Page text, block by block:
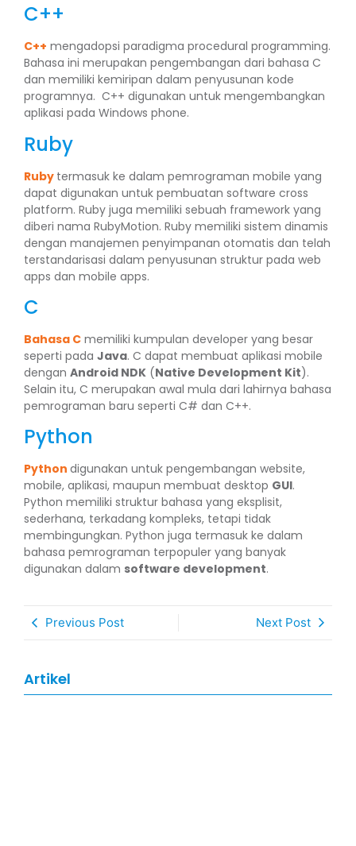
C++
C++ mengadopsi paradigma procedural programming.
Bahasa ini merupakan pengembangan dari bahasa C
dan memiliki kemiripan dalam penyusunan kode
programnya. C++ digunakan untuk mengembangkan
aplikasi pada Windows phone.
Ruby
Ruby termasuk ke dalam pemrograman mobile yang
dapat digunakan untuk pembuatan software cross
platform. Ruby juga memiliki sebuah framework yang
diberi nama RubyMotion. Ruby memiliki sistem dinamis
dengan manajemen penyimpanan otomatis dan telah
terstandarisasi dalam penyusunan struktur pada web
apps dan mobile apps.
C
Bahasa C memiliki kumpulan developer yang besar
seperti pada Java. C dapat membuat aplikasi mobile
dengan Android NDK (Native Development Kit).
Selain itu, C merupakan awal mula dari lahirnya bahasa
pemrograman baru seperti C# dan C++.
Python
Python digunakan untuk pengembangan website,
mobile, aplikasi, maupun membuat desktop GUI.
Python memiliki struktur bahasa yang eksplisit,
sederhana, terkadang kompleks, tetapi tidak
membingungkan. Python juga termasuk ke dalam
bahasa pemrograman terpopuler yang banyak
digunakan dalam software development.
Previous Post Next Post
Artikel